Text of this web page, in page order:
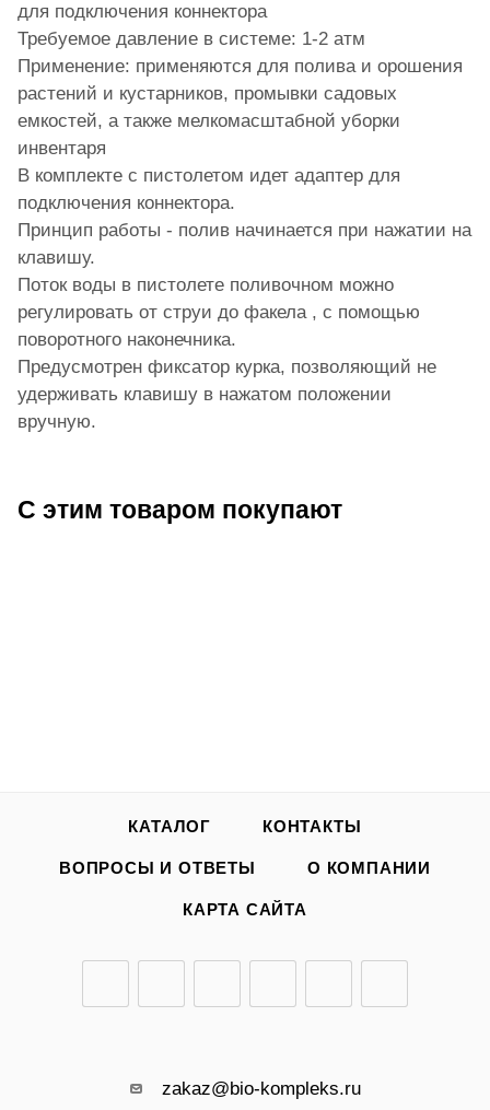
для подключения коннектора
Требуемое давление в системе: 1-2 атм
Применение: применяются для полива и орошения
растений и кустарников, промывки садовых
емкостей, а также мелкомасштабной уборки
инвентаря
В комплекте с пистолетом идет адаптер для
подключения коннектора.
Принцип работы - полив начинается при нажатии на
клавишу.
Поток воды в пистолете поливочном можно
регулировать от струи до факела , с помощью
поворотного наконечника.
Предусмотрен фиксатор курка, позволяющий не
удерживать клавишу в нажатом положении
вручную.
С этим товаром покупают
КАТАЛОГ КОНТАКТЫ
ВОПРОСЫ И ОТВЕТЫ О КОМПАНИИ
КАРТА САЙТА
zakaz@bio-kompleks.ru